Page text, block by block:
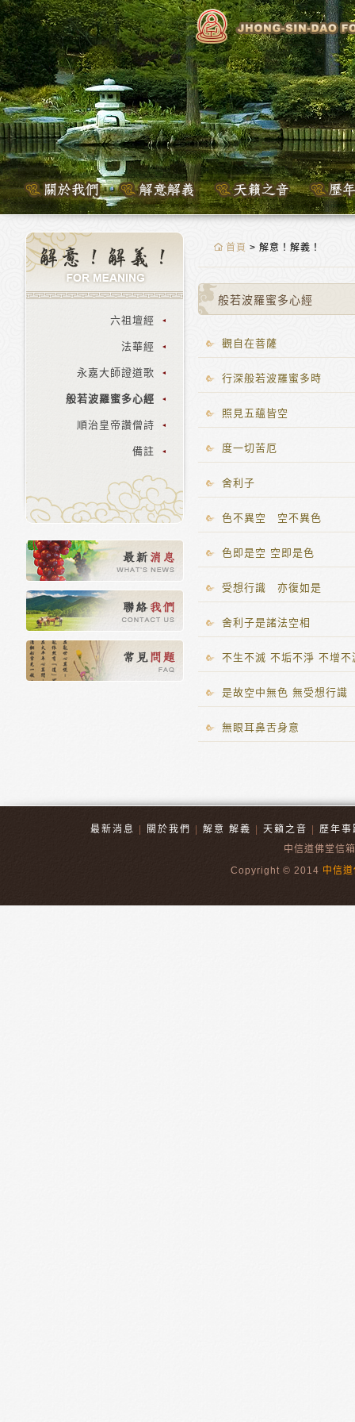
六祖壇經
法華經
永嘉大師證道歌
般若波羅蜜多心經
順治皇帝讚僧詩
備註
首頁 > 解意！解義！
般若波羅蜜多心經
​觀自在菩薩
行深般若波羅蜜多時
照見五蘊皆空
度一切苦厄
舍利子
色不異空 空不異色
色即是空 空即是色
受想行識 亦復如是
舍利子是諸法空相
不生不滅 不垢不淨 不增不
是故空中無色 無受想行識
無眼耳鼻舌身意
最新消息 關於我們 |解意 解義 |天籟之音 |歷年事
中信道佛堂信
Copyright © 2014 中信